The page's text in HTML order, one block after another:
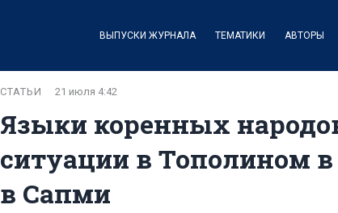
ВЫПУСКИ ЖУРНАЛА ТЕМАТИКИ АВТОРЫ
Языки коренных
ситуации в Тополином
в Сапми
СТАТЬИ 21 июля 4:42